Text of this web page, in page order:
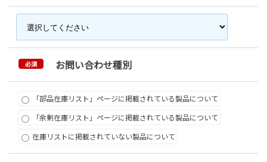
必須 お問い合わせ種別
「部品在庫リスト」ページに掲載されている製品について
「余剰在庫リスト」ページに掲載されている製品について
在庫リストに掲載されていない製品について